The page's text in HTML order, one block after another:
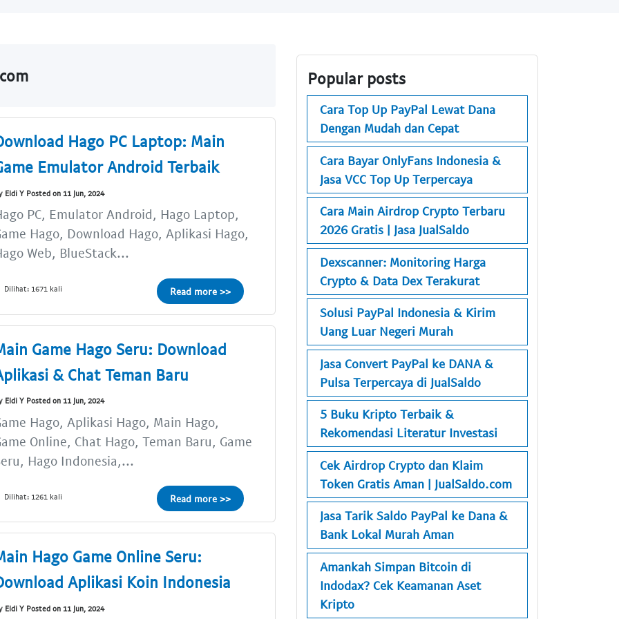
Hago PC Laptop: Main
Emulator Android Terbaik
Eldi Y Posted on 11 Jun, 2024
PC, Emulator Android, Hago Laptop,
Hago, Download Hago, Aplikasi Hago,
Web, BlueStack...
Dilihat: 1671 kali Read more >>
Game Hago Seru: Download
& Chat Teman Baru
Eldi Y Posted on 11 Jun, 2024
Hago, Aplikasi Hago, Main Hago,
Online, Chat Hago, Teman Baru, Game
Hago Indonesia,...
Dilihat: 1261 kali Read more >>
Hago Game Online Seru:
Aplikasi Koin Indonesia
Eldi Y Posted on 11 Jun, 2024
Popular posts
Cara Top Up PayPal Lewat Dana
Dengan Mudah dan Cepat
Cara Bayar OnlyFans Indonesia &
Jasa VCC Top Up Terpercaya
Cara Main Airdrop Crypto Terbaru
2026 Gratis | Jasa JualSaldo
Dexscanner: Monitoring Harga
Crypto & Data Dex Terakurat
Solusi PayPal Indonesia & Kirim
Uang Luar Negeri Murah
Jasa Convert PayPal ke DANA &
Pulsa Terpercaya di JualSaldo
5 Buku Kripto Terbaik &
Rekomendasi Literatur Investasi
Cek Airdrop Crypto dan Klaim
Token Gratis Aman | JualSaldo.com
Jasa Tarik Saldo PayPal ke Dana &
Bank Lokal Murah Aman
Amankah Simpan Bitcoin di
Indodax? Cek Keamanan Aset
Kripto